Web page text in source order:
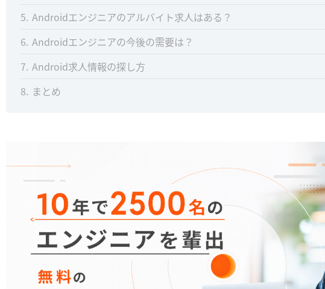
5 Androidエンジニアのアルバイト求人はある？
6 Androidエンジニアの今後の需要は？
7 Android求人情報の探し方
8 まとめ